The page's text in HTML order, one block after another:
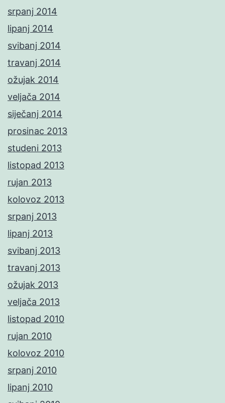
srpanj 2014
lipanj 2014
svibanj 2014
travanj 2014
ožujak 2014
veljača 2014
siječanj 2014
prosinac 2013
studeni 2013
listopad 2013
rujan 2013
kolovoz 2013
srpanj 2013
lipanj 2013
svibanj 2013
travanj 2013
ožujak 2013
veljača 2013
listopad 2010
rujan 2010
kolovoz 2010
srpanj 2010
lipanj 2010